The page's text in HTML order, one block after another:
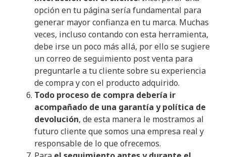
opción en tu página sería fundamental para
generar mayor confianza en tu marca. Muchas
veces, incluso contando con esta herramienta,
debe irse un poco más allá, por ello se sugiere
un correo de seguimiento post venta para
preguntarle a tu cliente sobre su experiencia
de compra y con el producto adquirido.
Todo proceso de compra debería ir
acompañado de una garantía y política de
devolución, de esta manera le mostramos al
futuro cliente que somos una empresa real y
responsable de lo que ofrecemos.